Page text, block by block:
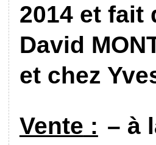
2014 et fait
David
et chez
Vente : – à